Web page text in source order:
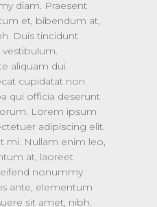
diam. Praesent
et, bibendum at,
Duis tincidunt
vestibulum.
aliquam dui.
cupidatat non
qui officia deserunt
Lorem ipsum
adipiscing elit.
mi. Nullam enim leo,
at, laoreet
nonummy
ante, elementum
sit amet, nibh.